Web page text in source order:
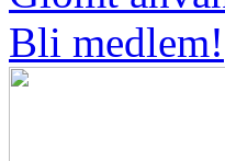
Bli medlem!